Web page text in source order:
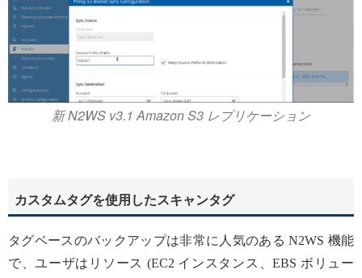
新 N2WS v3.1 Amazon S3 レプリケーション
カスタムタグを使用したスキャンタグ
タグベースのバックアップは非常に人気のある N2WS 機能
で、ユーザはリソース (EC2 インスタンス、EBS ボリュー